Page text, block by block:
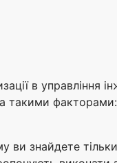
в
такими
знайдете тільки